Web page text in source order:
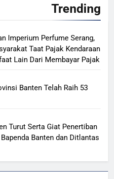
Trending
Imperium Perfume Serang,
Taat Pajak Kendaraan
Lain Dari Membayar Pajak
Banten Telah Raih 53
Turut Serta Giat Penertiban
Banten dan Ditlantas